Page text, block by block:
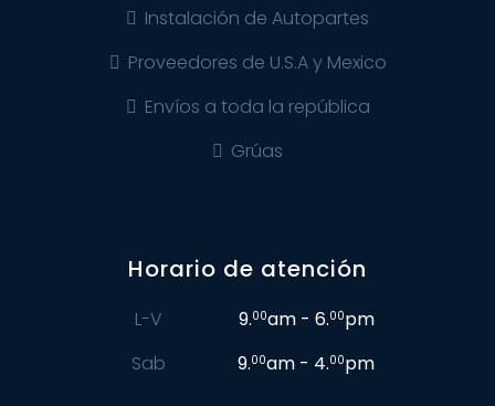
Instalación de Autopartes
Proveedores de U.S.A y Mexico
Envíos a toda la república
Grúas
Horario de atención
L-V 9.00am - 6.00pm
Sab
9.00am - 4.00pm